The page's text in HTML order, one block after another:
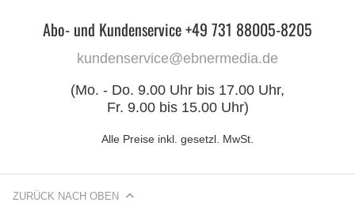
Abo- und Kundenservice +49 731 88005-8205
kundenservice@ebnermedia.de
(Mo. - Do. 9.00 Uhr bis 17.00 Uhr,
Fr. 9.00 bis 15.00 Uhr)
Alle Preise inkl. gesetzl. MwSt.
ZURÜCK NACH OBEN